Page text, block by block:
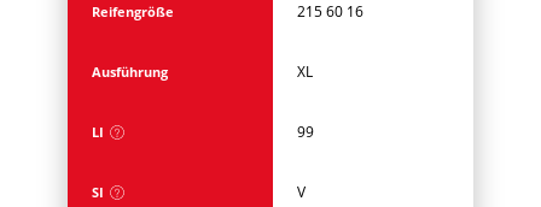
Reifengröße 215 60 16
Ausführung XL
LI 99
SI V